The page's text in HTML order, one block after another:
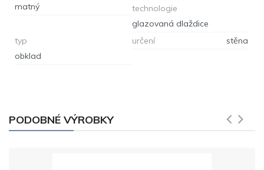
matný
technologie
glazovaná dlaždice
typ
obklad
určení stěna
PODOBNÉ VÝROBKY